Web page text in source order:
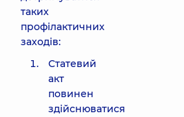
таких
профілактичних
заходів:
Статевий
акт
повинен
здійснюватися